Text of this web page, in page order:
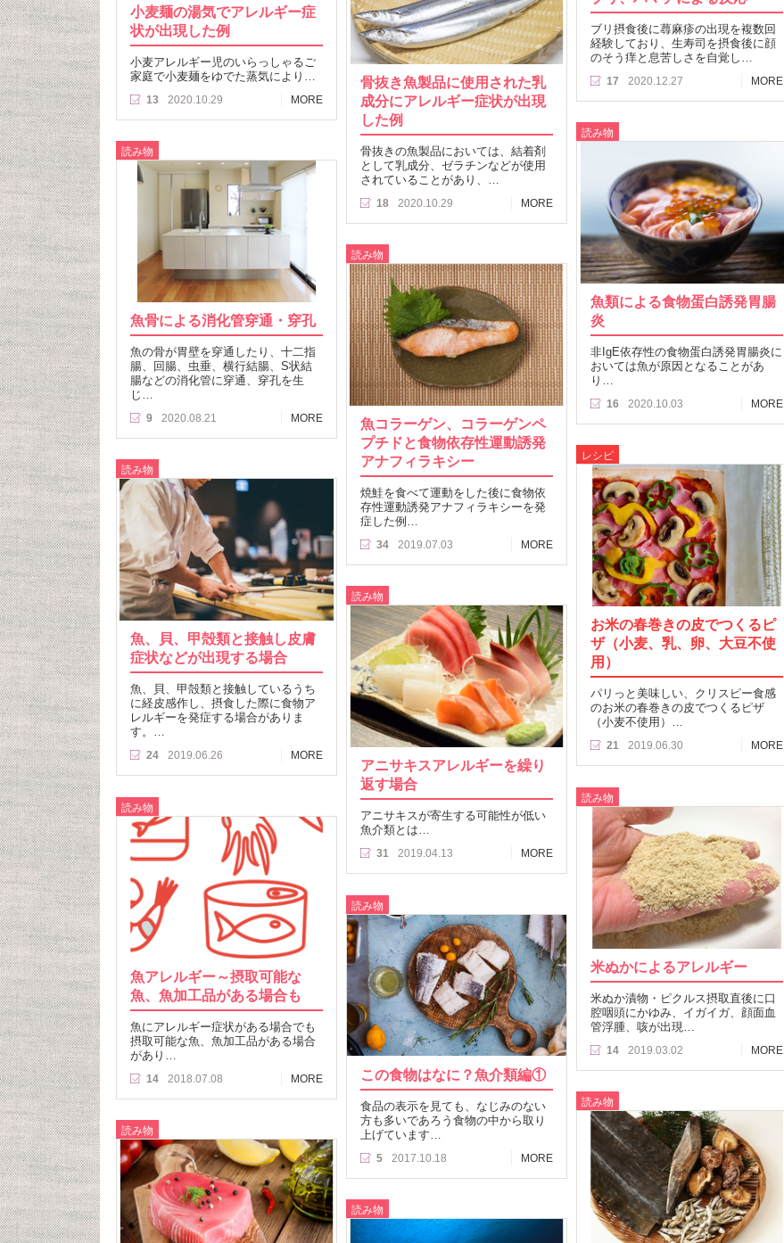
ブリ摂食後に蕁麻疹の出現を複数回
経験しており、生寿司を摂食後に顔
のそう痒と息苦しさを自覚し…
17 2020.12.27 MORE
小麦麺の湯気でアレルギー症
状が出現した例
小麦アレルギー児のいらっしゃるご
家庭で小麦麺をゆでた蒸気により…
13 2020.10.29 MORE
骨抜き魚製品に使用された乳
成分にアレルギー症状が出現
した例
骨抜きの魚製品においては、結着剤
として乳成分、ゼラチンなどが使用
されていることがあり、…
18 2020.10.29 MORE
読み物
魚類による食物蛋白誘発胃腸
炎
非IgE依存性の食物蛋白誘発胃腸炎に
おいては魚が原因となることがあ
り…
16 2020.10.03 MORE
読み物
魚骨による消化管穿通・穿孔
魚の骨が胃壁を穿通したり、十二指
腸、回腸、虫垂、横行結腸、S状結
腸などの消化管に穿通、穿孔を生
じ…
9 2020.08.21 MORE
読み物
魚コラーゲン、コラーゲンペ
プチドと食物依存性運動誘発
アナフィラキシー
焼鮭を食べて運動をした後に食物依
存性運動誘発アナフィラキシーを発
症した例…
34 2019.07.03 MORE
レシピ
お米の春巻きの皮でつくるピ
ザ（小麦、乳、卵、大豆不使
用）
パリっと美味しい、クリスピー食感
のお米の春巻きの皮でつくるピザ
（小麦不使用）…
21 2019.06.30 MORE
読み物
魚、貝、甲殻類と接触し皮膚
症状などが出現する場合
魚、貝、甲殻類と接触しているうち
に経皮感作し、摂食した際に食物ア
レルギーを発症する場合がありま
す。…
24 2019.06.26 MORE
読み物
アニサキスアレルギーを繰り
返す場合
アニサキスが寄生する可能性が低い
魚介類とは…
31 2019.04.13 MORE
読み物
米ぬかによるアレルギー
米ぬか漬物・ピクルス摂取直後に口
腔咽頭にかゆみ、イガイガ、顔面血
管浮腫、咳が出現…
14 2019.03.02 MORE
読み物
魚アレルギー～摂取可能な
魚、魚加工品がある場合も
魚にアレルギー症状がある場合でも
摂取可能な魚、魚加工品がある場合
があり…
14 2018.07.08 MORE
読み物
この食物はなに？魚介類編①
食品の表示を見ても、なじみのない
方も多いであろう食物の中から取り
上げています…
5 2017.10.18 MORE
読み物
読み物
読み物